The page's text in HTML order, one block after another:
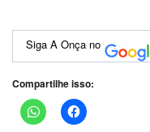
Siga A Onça no
Compartilhe isso: